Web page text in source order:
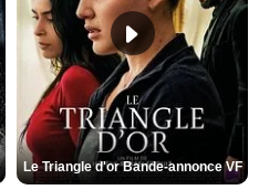
Le Triangle d'or Bande-annonce VF